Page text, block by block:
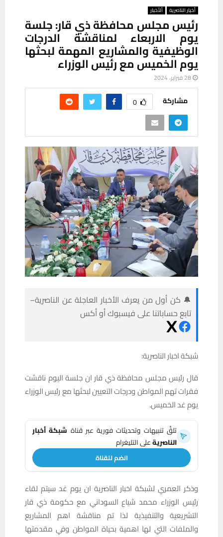
أخبار الناصرية ألأخبار
رئيس مجلس محافظة ذي قار: جلسة
يوم الاربعاء لمناقشة الدرجات
الوظيفية والمشاريع المهمة لبحثها
يوم الخميس مع رئيس الوزراء
28 فبراير، 2024
مشاركة 0
🔔 كن أول من يعرف الأخبار العاجلة عن الناصرية–
تابع حساباتنا على فيسبوك أو أكس
شبكة اخبار الناصرية:
قال رئيس مجلس محافظة ذي قار ان جلسة اليوم ناقشت
فقرات تهم المواطن ودرجات التعيين لبحثها مع رئيس الوزراء
يوم غد الخميس.
تلقَّ تنبيهات وتحديثات فورية عبر قناة شبكة أخبار
الناصريةعلى التليغرام
انضم للقناة
وذكر العمري لشبكة اخبار الناصرية ان يوم غد سيتم لقاء
رئيس الوزراء محمد شياع السوداني مع حكومة ذي قار
التشريعية والتنفيذية لذا تم مناقشة اهم المشاريع
والملفات التي لها اهمية بحياة المواطن وفي مقدمتها